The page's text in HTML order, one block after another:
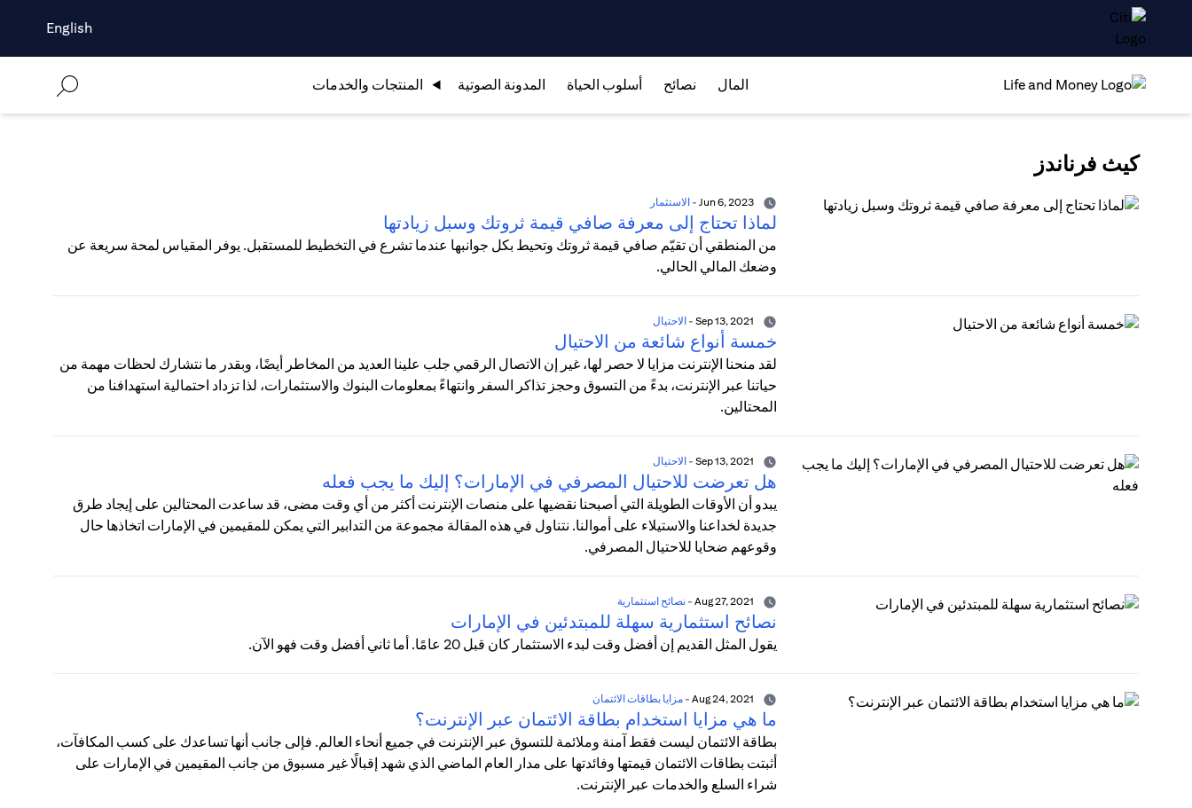
English
المال نصائح أسلوب الحياة المدونة الصوتية المنتجات والخدمات
كيث فرناندز
- الاستثمار
لماذا تحتاج إلى معرفة صافي قيمة ثروتك وسبل زيادتها
من المنطقي أن تقيّم صافي قيمة ثروتك وتحيط بكل جوانبها عندما تشرع في التخطيط للمستقبل. يوفر المقياس لمحة سريعة عن
وضعك المالي الحالي.
- الاحتيال
خمسة أنواع شائعة من الاحتيال
لقد منحنا الإنترنت مزايا لا حصر لها، غير إن الاتصال الرقمي جلب علينا العديد من المخاطر أيضًا، وبقدر ما نتشارك لحظات مهمة من
حياتنا عبر الإنترنت، بدءً من التسوق وحجز تذاكر السفر وانتهاءً بمعلومات البنوك والاستثمارات، لذا تزداد احتمالية استهدافنا من
المحتالين.
- الاحتيال
هل تعرضت للاحتيال المصرفي في الإمارات؟ إليك ما يجب فعله
يبدو أن الأوقات الطويلة التي أصبحنا نقضيها على منصات الإنترنت أكثر من أي وقت مضى، قد ساعدت المحتالين على إيجاد طرق
جديدة لخداعنا والاستيلاء على أموالنا. نتناول في هذه المقالة مجموعة من التدابير التي يمكن للمقيمين في الإمارات اتخاذها حال
وقوعهم ضحايا للاحتيال المصرفي.
- نصائح استثمارية
نصائح استثمارية سهلة للمبتدئين في الإمارات
يقول المثل القديم إن أفضل وقت لبدء الاستثمار كان قبل 20 عامًا. أما ثاني أفضل وقت فهو الآن.
- مزايا بطاقات الائتمان
ما هي مزايا استخدام بطاقة الائتمان عبر الإنترنت؟
بطاقة الائتمان ليست فقط آمنة وملائمة للتسوق عبر الإنترنت في جميع أنحاء العالم. فإلى جانب أنها تساعدك على كسب المكافآت،
أثبتت بطاقات الائتمان قيمتها وفائدتها على مدار العام الماضي الذي شهد إقبالًا غير مسبوق من جانب المقيمين في الإمارات على
شراء السلع والخدمات عبر الإنترنت.